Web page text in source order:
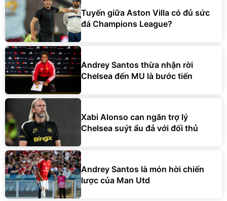
Tuyến giữa Aston Villa có đủ sức
đá Champions League?
Andrey Santos thừa nhận rời
Chelsea đến MU là bước tiến
Xabi Alonso can ngăn trợ lý
Chelsea suýt ẩu đả với đối thủ
Andrey Santos là món hời chiến
lược của Man Utd